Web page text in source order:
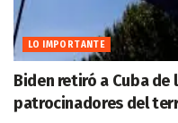
LO IMPORTANTE
Biden retiró a Cuba de
patrocinadores del